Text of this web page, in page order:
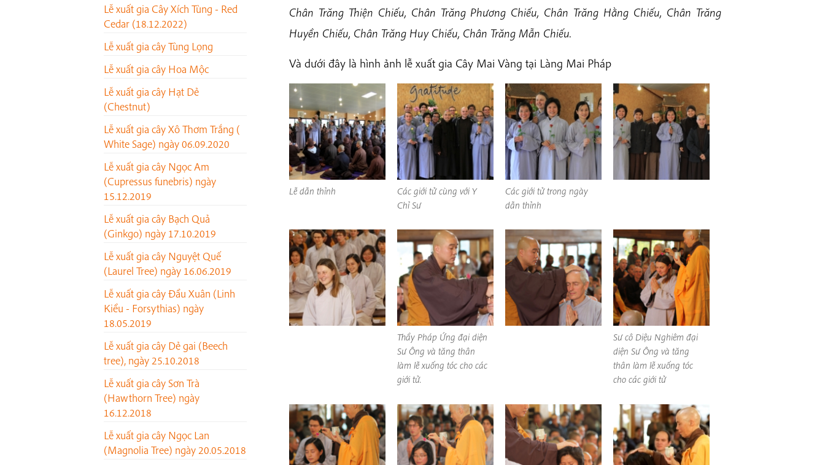
Lễ xuất gia Cây Xích Tùng - Red
Cedar (18.12.2022)
Lễ xuất gia cây Tùng Lọng
Lễ xuất gia cây Hoa Mộc
Lễ xuất gia cây Hạt Dẻ
(Chestnut)
Lễ xuất gia cây Xô Thơm Trắng (
White Sage) ngày 06.09.2020
Lễ xuất gia cây Ngọc Am
(Cupressus funebris) ngày
15.12.2019
Lễ xuất gia cây Bạch Quả
(Ginkgo) ngày 17.10.2019
Lễ xuất gia cây Nguyệt Quế
(Laurel Tree) ngày 16.06.2019
Lễ xuất gia cây Đầu Xuân (Linh
Kiều - Forsythias) ngày
18.05.2019
Lễ xuất gia cây Dẻ gai (Beech
tree), ngày 25.10.2018
Lễ xuất gia cây Sơn Trà
(Hawthorn Tree) ngày
16.12.2018
Lễ xuất gia cây Ngọc Lan
(Magnolia Tree) ngày 20.05.2018
Chân Trăng Thiện Chiếu, Chân Trăng Phương Chiếu, Chân Trăng Hằng Chiếu, Chân Trăng
Huyền Chiếu, Chân Trăng Huy Chiếu, Chân Trăng Mẫn Chiếu.
Và dưới đây là hình ảnh lễ xuất gia Cây Mai Vàng tại Làng Mai Pháp
Lễ dẫn thỉnh
Các giới tử cùng với Y
Chỉ Sư
Các giới tử trong ngày
dẫn thỉnh
Thầy Pháp Ứng đại diện
Sư Ông và tăng thân
làm lễ xuống tóc cho các
giới tử.
Sư cô Diệu Nghiêm đại
diện Sư Ông và tăng
thân làm lễ xuống tóc
cho các giới tử